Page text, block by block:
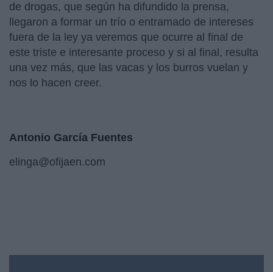
de drogas, que según ha difundido la prensa,
llegaron a formar un trío o entramado de intereses
fuera de la ley ya veremos que ocurre al final de
este triste e interesante proceso y si al final, resulta
una vez más, que las vacas y los burros vuelan y
nos lo hacen creer.
Antonio García Fuentes
elinga@ofijaen.com